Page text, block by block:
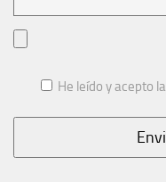
He leído y acepto la